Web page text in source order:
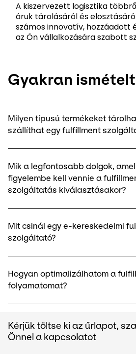
A kiszervezett logisztika
áruk tárolásáról és
számos innovatív, hozzáadott
az Ön vállalkozására szabott
Gyakran
Milyen típusú termékeket
szállíthat egy fulfillment
Mik a legfontosabb dolgok,
figyelembe kell vennie a
szolgáltatás kiválasztásakor?
Mit csinál egy e-kereskedelmi
szolgáltató?
Hogyan optimalizálhatom a
folyamatomat?
Kérjük töltse ki az űrlapot,
Önnel a kapcsolatot